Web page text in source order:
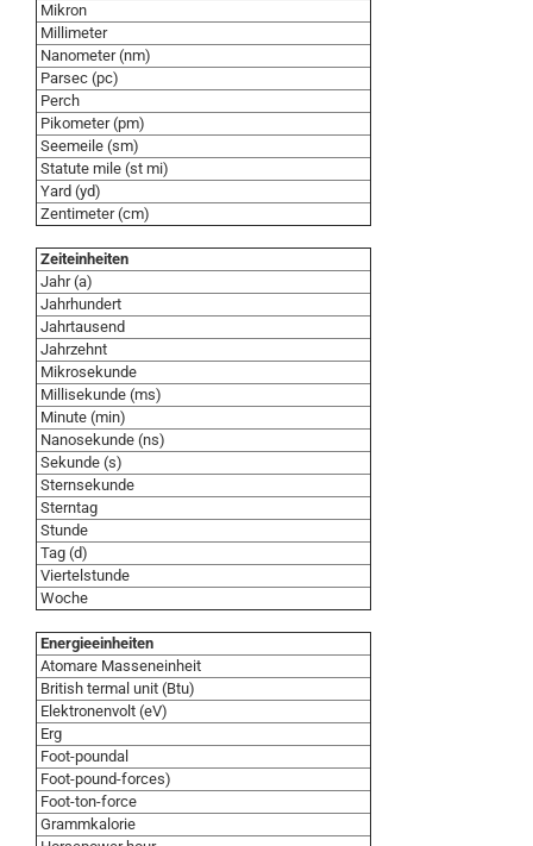
Mikron
Millimeter
Nanometer (nm)
Parsec (pc)
Perch
Pikometer (pm)
Seemeile (sm)
Statute mile (st mi)
Yard (yd)
Zentimeter (cm)
Zeiteinheiten
Jahr (a)
Jahrhundert
Jahrtausend
Jahrzehnt
Mikrosekunde
Millisekunde (ms)
Minute (min)
Nanosekunde (ns)
Sekunde (s)
Sternsekunde
Sterntag
Stunde
Tag (d)
Viertelstunde
Woche
Energieeinheiten
Atomare Masseneinheit
British termal unit (Btu)
Elektronenvolt (eV)
Erg
Foot-poundal
Foot-pound-forces)
Foot-ton-force
Grammkalorie